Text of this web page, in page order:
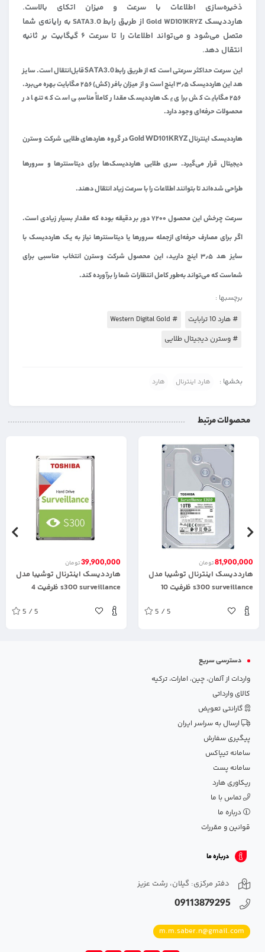
ذخیره‌سازی اطلاعات با سرعت و میزان اتکای بالاست.
هارددیسک Gold WD101KRYZ از طریق رابط SATA3.0 به رایانه‌ی شما
متصل می‌شود و می‌تواند اطلاعات را تا سرعت ۶ گیگابیت بر ثانیه
انتقال دهد.
این سرعت حداکثر سرعتی است که از طریق رابط SATA3.0 قابل‌انتقال است. سایز
هد این هارددیسک ۳٫۵ اینچ است و از میزان بافر (کش) ۲۵۶ مگابایت بهره می‌برد.
۲۵۶ مگابایت کش برای یک هارددیسک مقدار کاملاً مناسبی است که تنها در
محصولات حرفه‌ای وجود دارد.
هارددیسک اینترنال Gold WD101KRYZ در گروه هاردهای طلایی شرکت وسترن
دیجیتال قرار می‌گیرد. سری طلایی هارددیسک‌ها برای دیتاسنترها و سرورها
طراحی شده‌اند تا بتوانند اطلاعات را با سرعت زیاد انتقال دهند.
سرعت چرخش این محصول ۷۲۰۰ دور بر دقیقه بوده که مقدار بسیار زیادی است.
اگر برای مصارف حرفه‌ای ازجمله سرورها یا دیتاسنترها نیاز به یک هارددیسک با
سایز هد ۳٫۵ اینچ دارید، این محصول شرکت وسترن انتخاب مناسبی برای
شماست که می‌تواند به‌طور کامل انتظارات شما را برآورده کند.
برچسبها :
# هارد 10 ترابایت
# Western Digital Gold
# وسترن دیجیتال طلایی
بخشها : هارد اینترنال هارد
محصولات مرتبط
81,900,000تومان
هارددیسک اینترنال توشیبا مدل
s300 surveillance ظرفیت 10
5 / 5
39,900,000تومان
هارددیسک اینترنال توشیبا مدل
s300 surveillance ظرفیت 4
5 / 5
دسترسی سریع
واردات از آلمان، چین، امارات، ترکیه
کالای وارداتی
گارانتی تعویض
ارسال به سراسر ایران
پیگیری سفارش
سامانه تیپاکس
سامانه پست
ریکاوری هارد
تماس با ما
درباره ما
قوانین و مقررات
درباره ما
دفتر مرکزی: گیلان، رشت عزیز
09113879295
m.m.saber.n@gmail.com